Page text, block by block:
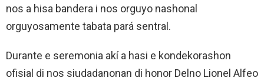
nos a hisa bandera i nos orguyo nashonal
orguyosamente tabata pará sentral.
Durante e seremonia akí a hasi e kondekorashon
ofisial di nos siudadanonan di honor Delno Lionel Alfeo